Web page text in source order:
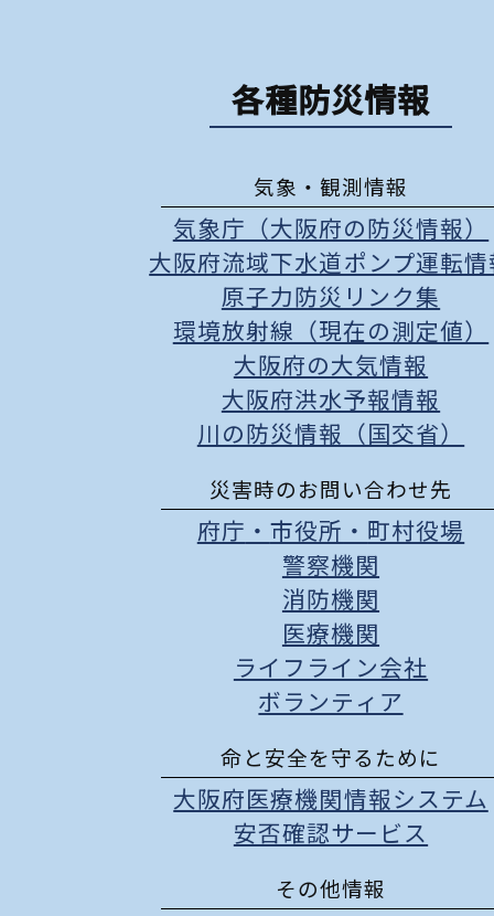
各種防災情報
気象・観測情報
気象庁（大阪府の防災情報）
大阪府流域下水道ポンプ運転情
原子力防災リンク集
環境放射線（現在の測定値）
大阪府の大気情報
大阪府洪水予報情報
川の防災情報（国交省）
災害時のお問い合わせ先
府庁 ・ 市役所 ・ 町村役場
警察機関
消防機関
医療機関
ライフライン会社
ボランティア
命と安全を守るために
大阪府医療機関情報システム
安否確認サービス
その他情報